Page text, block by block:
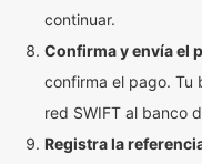
continuar.
Confirma y envía el
confirma el pago. Tu
red SWIFT al banco
Registra la